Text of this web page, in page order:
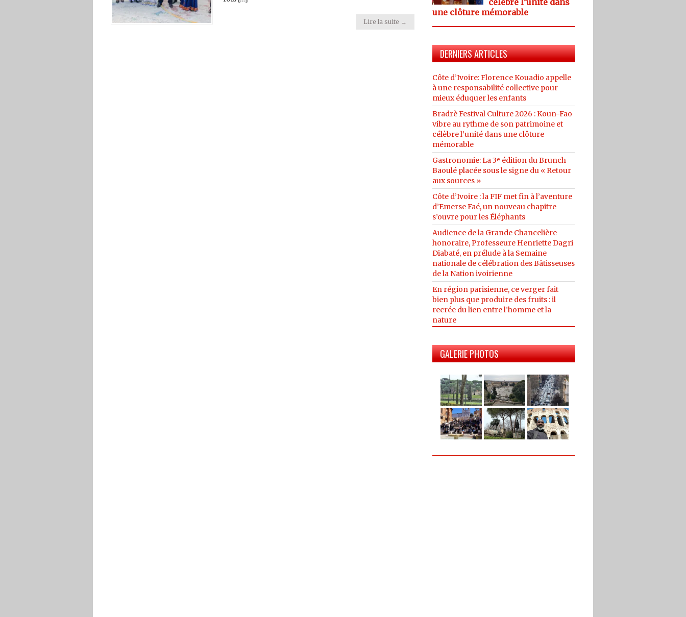
Lire la suite →
une clôture mémorable
DERNIERS ARTICLES
Côte d’Ivoire: Florence Kouadio appelle
à une responsabilité collective pour
mieux éduquer les enfants
Bradrè Festival Culture 2026 : Koun-Fao
vibre au rythme de son patrimoine et
célèbre l’unité dans une clôture
mémorable
Gastronomie: La 3ᵉ édition du Brunch
Baoulé placée sous le signe du « Retour
aux sources »
Côte d’Ivoire : la FIF met fin à l’aventure
d’Emerse Faé, un nouveau chapitre
s’ouvre pour les Éléphants
Audience de la Grande Chancelière
honoraire, Professeure Henriette Dagri
Diabaté, en prélude à la Semaine
nationale de célébration des Bâtisseuses
de la Nation ivoirienne
En région parisienne, ce verger fait
bien plus que produire des fruits : il
recrée du lien entre l’homme et la
nature
GALERIE PHOTOS